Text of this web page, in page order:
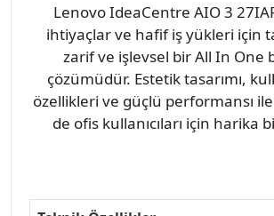
Lenovo IdeaCentre AIO 3
ihtiyaçlar ve hafif iş yükleri için
zarif ve işlevsel bir All In One
çözümüdür. Estetik tasarımı,
özellikleri ve güçlü performansı
de ofis kullanıcıları için harika